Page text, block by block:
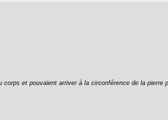
et pouvaient arriver à la circonférence de la pierre